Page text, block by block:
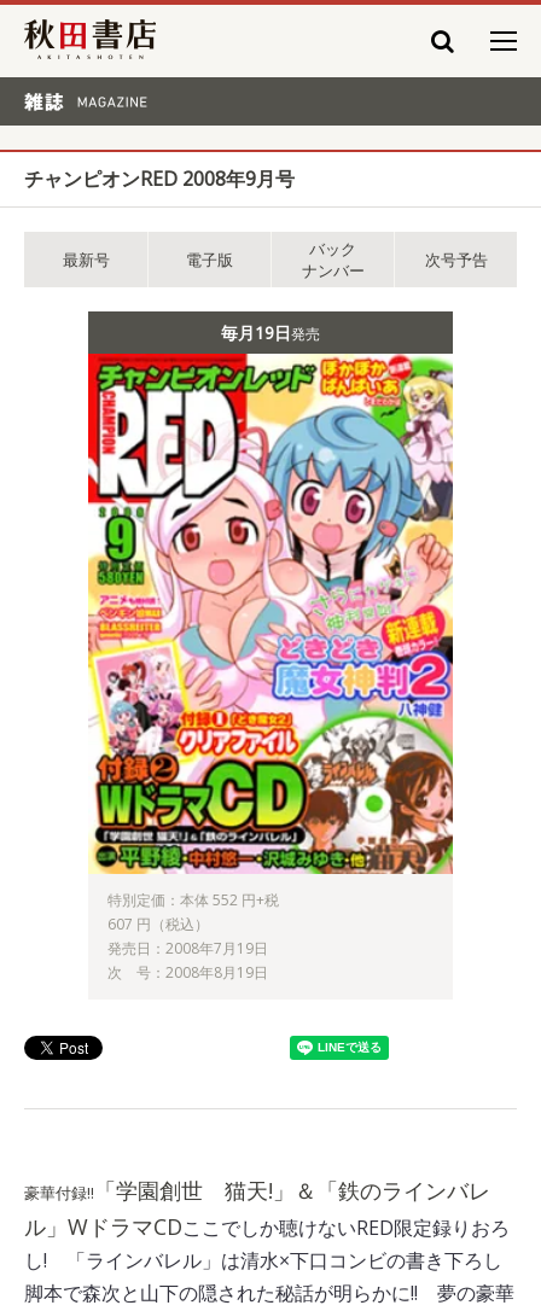
秋田書店
チャンピオンRED 2008年9月号
最新号 電子版
バック
ナンバー
次号予告
毎月19日発売
特別定価：本体 552 円+税
607 円（税込）
発売日：2008年7月19日
次 号：2008年8月19日
豪華付録!!
「学園創世 猫天!」＆「鉄のラインバレ
ル」WドラマCDここでしか聴けないRED限定録りおろ
し! 「ラインバレル」は清水×下口コンビの書き下ろし
脚本で森次と山下の隠された秘話が明らかに!! 夢の豪華